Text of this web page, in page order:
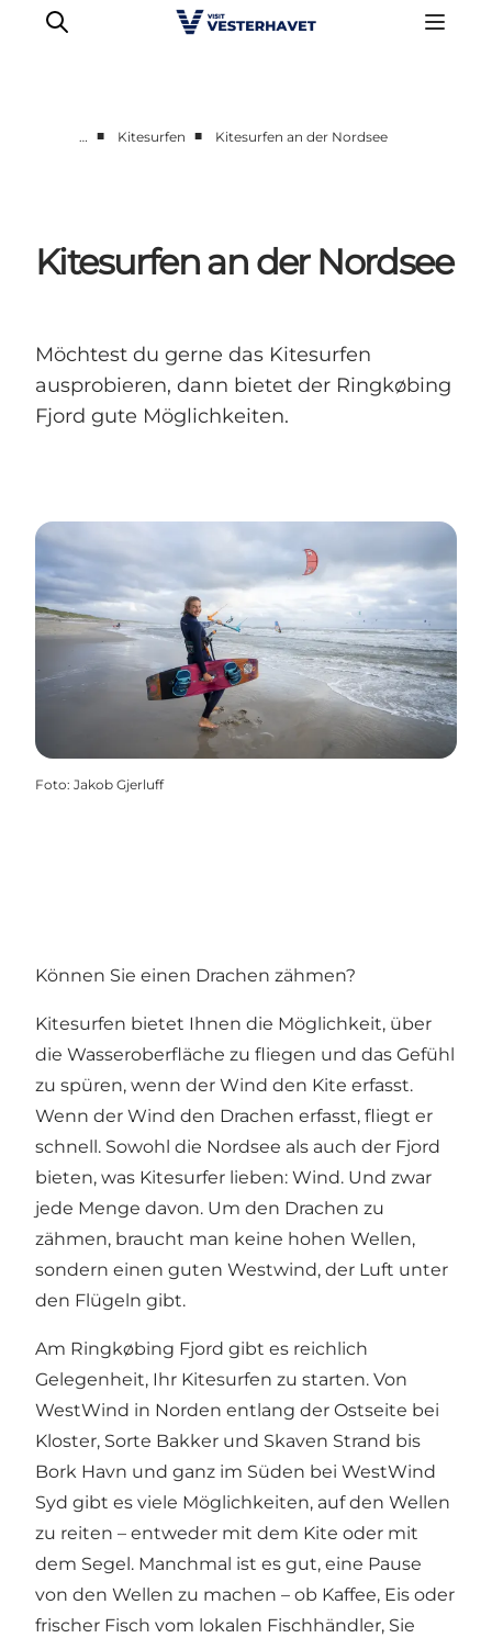
Unsere Städte
Essen & Übernachtung
Plane deine Reise
… ■ Kitesurfen ■ Kitesurfen an der Nordsee
Kitesurfen an der Nordsee
Möchtest du gerne das Kitesurfen
ausprobieren, dann bietet der Ringkøbing
Fjord gute Möglichkeiten.
Foto: Jakob Gjerluff
Können Sie einen Drachen zähmen?
Kitesurfen bietet Ihnen die Möglichkeit, über
die Wasseroberfläche zu fliegen und das Gefühl
zu spüren, wenn der Wind den Kite erfasst.
Wenn der Wind den Drachen erfasst, fliegt er
schnell. Sowohl die Nordsee als auch der Fjord
bieten, was Kitesurfer lieben: Wind. Und zwar
jede Menge davon. Um den Drachen zu
zähmen, braucht man keine hohen Wellen,
sondern einen guten Westwind, der Luft unter
den Flügeln gibt.
Am Ringkøbing Fjord gibt es reichlich
Gelegenheit, Ihr Kitesurfen zu starten. Von
WestWind in Norden entlang der Ostseite bei
Kloster, Sorte Bakker und Skaven Strand bis
Bork Havn und ganz im Süden bei WestWind
Syd gibt es viele Möglichkeiten, auf den Wellen
zu reiten – entweder mit dem Kite oder mit
dem Segel. Manchmal ist es gut, eine Pause
von den Wellen zu machen – ob Kaffee, Eis oder
frischer Fisch vom lokalen Fischhändler, Sie